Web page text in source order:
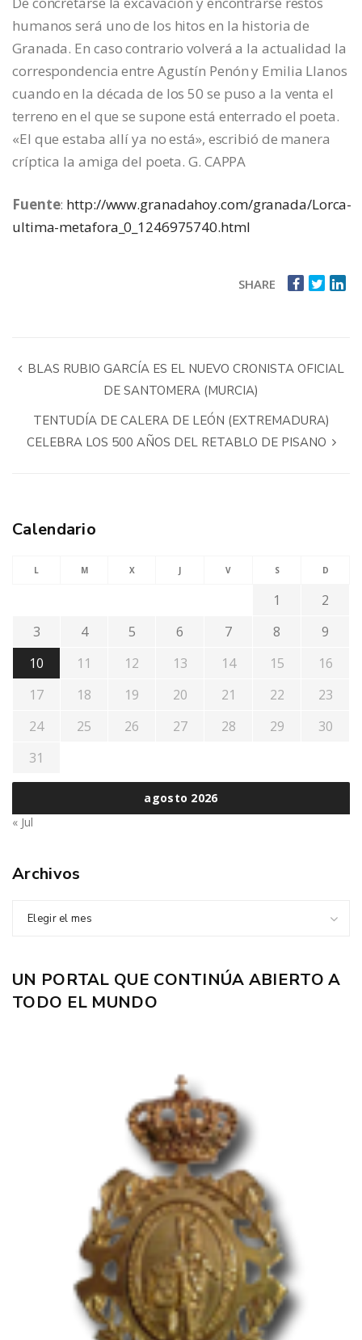
humanos será uno de los hitos en la historia de
Granada. En caso contrario volverá a la actualidad la
correspondencia entre Agustín Penón y Emilia Llanos
cuando en la década de los 50 se puso a la venta el
terreno en el que se supone está enterrado el poeta.
«El que estaba allí ya no está», escribió de manera
críptica la amiga del poeta. G. CAPPA
Fuente: http://www.granadahoy.com/granada/Lorca-
ultima-metafora_0_1246975740.html
SHARE
BLAS RUBIO GARCÍA ES EL NUEVO CRONISTA OFICIAL
DE SANTOMERA (MURCIA)
TENTUDÍA DE CALERA DE LEÓN (EXTREMADURA)
CELEBRA LOS 500 AÑOS DEL RETABLO DE PISANO
Calendario
agosto 2026
L M X J V S D
1
2
3
4 5 6 7 8
9
10
11 12 13 14 15
16
17
18 19 20 21 22
23
24
25 26 27 28 29
30
31
« Jul
Archivos
Elegir el mes
UN PORTAL QUE CONTINÚA ABIERTO A
TODO EL MUNDO